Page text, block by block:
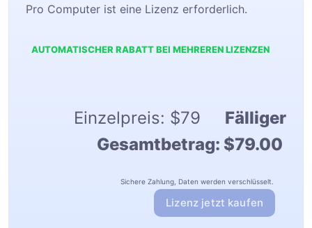
Pro Computer ist eine Lizenz erforderlich.
AUTOMATISCHER RABATT BEI MEHREREN LIZENZEN
Einzelpreis: $79
Fälliger
Gesamtbetrag: $79.00
Sichere Zahlung, Daten werden verschlüsselt.
Lizenz jetzt kaufen